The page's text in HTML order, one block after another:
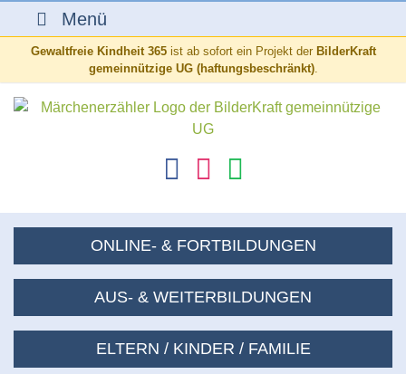
Menü
Gewaltfreie Kindheit 365ist ab sofort ein Projekt der BilderKraft
gemeinnützige UG (haftungsbeschränkt).
ONLINE- & FORTBILDUNGEN
AUS- & WEITERBILDUNGEN
ELTERN / KINDER / FAMILIE